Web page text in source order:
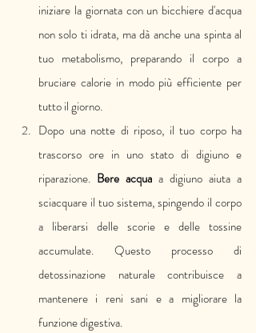
iniziare la giornata con un bicchiere d'acqua
non solo ti idrata, ma dà anche una spinta al
tuo metabolismo, preparando il corpo a
bruciare calorie in modo più efficiente per
tutto il giorno.
Dopo una notte di riposo, il tuo corpo ha
trascorso ore in uno stato di digiuno e
riparazione. Bere acqua a digiuno aiuta a
sciacquare il tuo sistema, spingendo il corpo
a liberarsi delle scorie e delle tossine
accumulate. Questo processo di
detossinazione naturale contribuisce a
mantenere i reni sani e a migliorare la
funzione digestiva.